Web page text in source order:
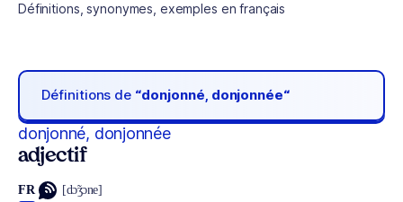
Définitions, synonymes, exemples en français
Définitions de “donjonné, donjonnée“
donjonné, donjonnée
adjectif
FR [dɔ̃ʒɔne]